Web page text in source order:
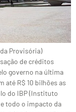
Provisória)
de créditos
governo na última
até R$ 10 bilhões as
do IBP (Instituto
todo o impacto da